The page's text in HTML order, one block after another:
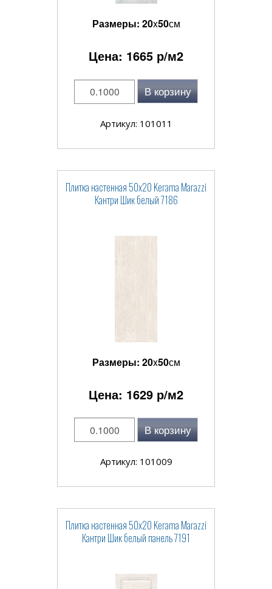
Размеры: 20x50см
Цена: 1665 р/м2
В корзину
Артикул: 101011
Плитка настенная 50x20 Kerama Marazzi
Кантри Шик белый 7186
Размеры: 20x50см
Цена: 1629 р/м2
В корзину
Артикул: 101009
Плитка настенная 50x20 Kerama Marazzi
Кантри Шик белый панель 7191